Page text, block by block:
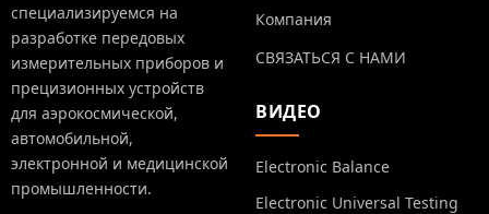
специализируемся на
разработке передовых
измерительных приборов и
прецизионных устройств
для аэрокосмической,
автомобильной,
электронной и медицинской
промышленности.
Компания
СВЯЗАТЬСЯ С НАМИ
ВИДЕО
Electronic Balance
Electronic Universal Testing